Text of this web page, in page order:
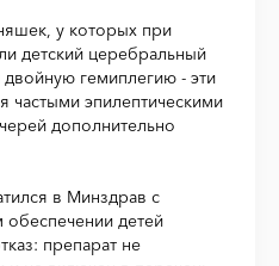
у которых при
детский церебральный
гемиплегию - эти
частыми эпилептическими
дополнительно
в Минздрав с
детей
препарат не